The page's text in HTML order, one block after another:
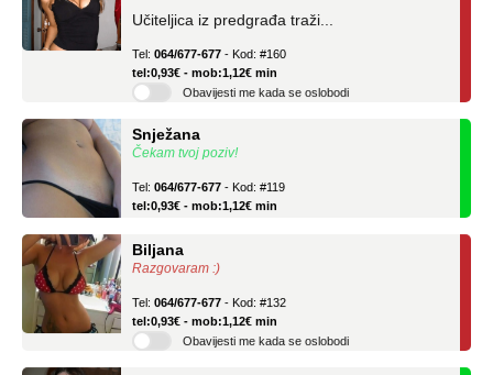
tel:0,93€ - mob:1,12€ min
Obavijesti me kada se oslobodi
Čekam tvoj poziv!
tel:0,93€ - mob:1,12€ min
Razgovaram :)
tel:0,93€ - mob:1,12€ min
Obavijesti me kada se oslobodi